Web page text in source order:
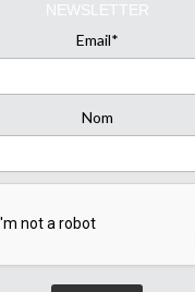
NEWSLETTER
Email*
Nom